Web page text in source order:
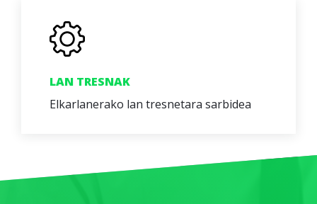
LAN TRESNAK
Elkarlanerako lan tresnetara sarbidea